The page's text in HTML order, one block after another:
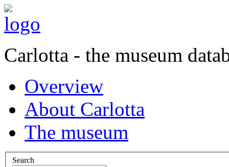
Carlotta - the museum
Overview
About Carlotta
The museum
Search